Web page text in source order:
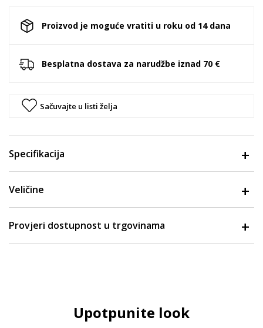
Proizvod je moguće vratiti u roku od 14 dana
Besplatna dostava za narudžbe iznad 70 €
Sačuvajte u listi želja
Specifikacija
Veličine
Provjeri dostupnost u trgovinama
Upotpunite look